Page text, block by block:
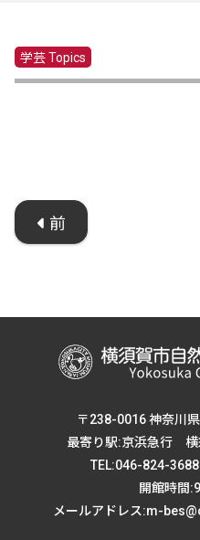
学芸 Topics 遺
前
〒238-0016 神奈川
最寄り駅:京浜急行 横
TEL:046-824-
開館時間
メールアドレス:m-